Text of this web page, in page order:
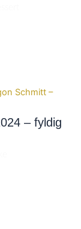
– fyldig